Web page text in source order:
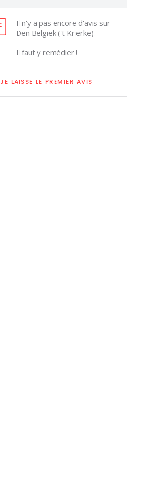
Il n'y a pas encore d'avis sur
Den Belgiek ('t Krierke).
Il faut y remédier !
JE LAISSE LE PREMIER AVIS